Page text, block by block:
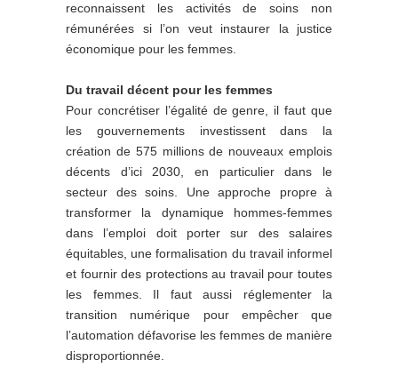
reconnaissent les activités de soins non
rémunérées si l’on veut instaurer la justice
économique pour les femmes.
Du travail décent pour les femmes
Pour concrétiser l’égalité de genre, il faut que
les gouvernements investissent dans la
création de 575 millions de nouveaux emplois
décents d’ici 2030, en particulier dans le
secteur des soins. Une approche propre à
transformer la dynamique hommes-femmes
dans l’emploi doit porter sur des salaires
équitables, une formalisation du travail informel
et fournir des protections au travail pour toutes
les femmes. Il faut aussi réglementer la
transition numérique pour empêcher que
l’automation défavorise les femmes de manière
disproportionnée.